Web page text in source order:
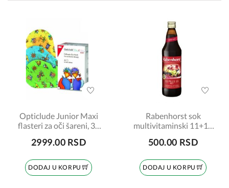
Opticlude Junior Maxi
flasteri za oči šareni, 30
2999.00 RSD
DODAJ U KORPU
Rabenhorst sok
multivitaminski 11+11
500.00 RSD
DODAJ U KORPU